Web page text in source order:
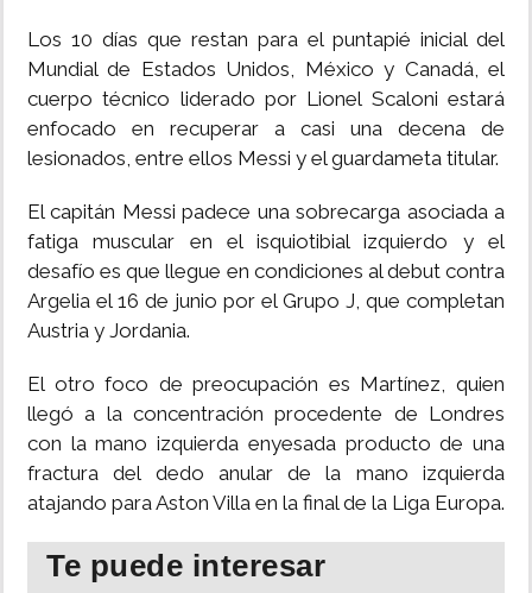
Los 10 días que restan para el puntapié inicial del
Mundial de Estados Unidos, México y Canadá, el
cuerpo técnico liderado por Lionel Scaloni estará
enfocado en recuperar a casi una decena de
lesionados, entre ellos Messi y el guardameta titular.
El capitán Messi padece una sobrecarga asociada a
fatiga muscular en el isquiotibial izquierdo y el
desafío es que llegue en condiciones al debut contra
Argelia el 16 de junio por el Grupo J, que completan
Austria y Jordania.
El otro foco de preocupación es Martínez, quien
llegó a la concentración procedente de Londres
con la mano izquierda enyesada producto de una
fractura del dedo anular de la mano izquierda
atajando para Aston Villa en la final de la Liga Europa.
Te puede interesar